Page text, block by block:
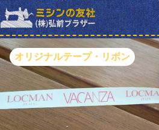
オリジナルテープ・リボン